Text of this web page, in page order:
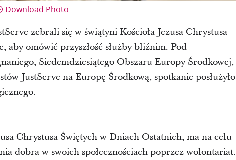
Download Photo
zebrali się w świątyni Kościoła Jezusa Chrystusa
omówić przyszłość służby bliźnim. Pod
Siedemdziesiątego Obszaru Europy Środkowej,
JustServe na Europę Środkową, spotkanie posłużyło
Chrystusa Świętych w Dniach Ostatnich, ma na celu
dobra w swoich społecznościach poprzez wolontariat.